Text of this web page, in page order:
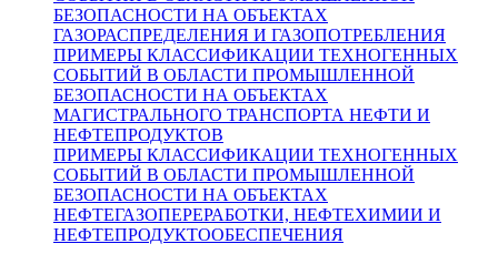
БЕЗОПАСНОСТИ НА ОБЪЕКТАХ
ГАЗОРАСПРЕДЕЛЕНИЯ И ГАЗОПОТРЕБЛЕНИЯ
ПРИМЕРЫ КЛАССИФИКАЦИИ ТЕХНОГЕННЫХ
СОБЫТИЙ В ОБЛАСТИ ПРОМЫШЛЕННОЙ
БЕЗОПАСНОСТИ НА ОБЪЕКТАХ
МАГИСТРАЛЬНОГО ТРАНСПОРТА НЕФТИ И
НЕФТЕПРОДУКТОВ
ПРИМЕРЫ КЛАССИФИКАЦИИ ТЕХНОГЕННЫХ
СОБЫТИЙ В ОБЛАСТИ ПРОМЫШЛЕННОЙ
БЕЗОПАСНОСТИ НА ОБЪЕКТАХ
НЕФТЕГАЗОПЕРЕРАБОТКИ, НЕФТЕХИМИИ И
НЕФТЕПРОДУКТООБЕСПЕЧЕНИЯ